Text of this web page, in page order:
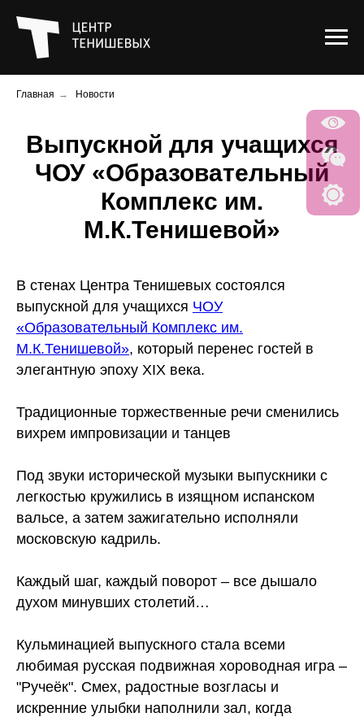
Главная → Новости
Выпускной для учащихся
ЧОУ «Образовательный
Комплекс им.
М.К.Тенишевой»
В стенах Центра Тенишевых состоялся
выпускной для учащихся ЧОУ
«Образовательный Комплекс им.
М.К.Тенишевой», который перенес гостей в
элегантную эпоху XIX века.
Традиционные торжественные речи сменились
вихрем импровизации и танцев
Под звуки исторической музыки выпускники с
легкостью кружились в изящном испанском
вальсе, а затем зажигательно исполняли
московскую кадриль.
Каждый шаг, каждый поворот – все дышало
духом минувших столетий…
Кульминацией выпускного стала всеми
любимая русская подвижная хороводная игра –
"Ручеёк". Смех, радостные возгласы и
искренние улыбки наполнили зал, когда